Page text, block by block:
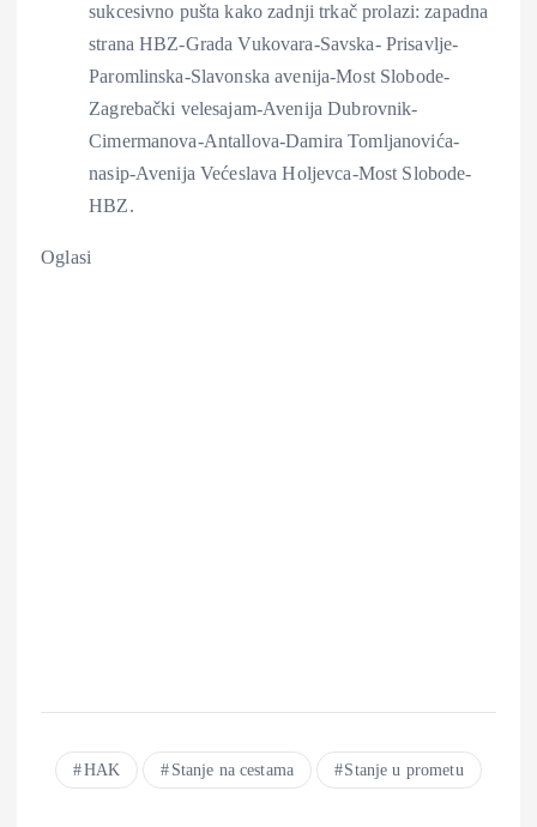
sukcesivno pušta kako zadnji trkač prolazi: zapadna
strana HBZ-Grada Vukovara-Savska- Prisavlje-
Paromlinska-Slavonska avenija-Most Slobode-
Zagrebački velesajam-Avenija Dubrovnik-
Cimermanova-Antallova-Damira Tomljanovića-
nasip-Avenija Većeslava Holjevca-Most Slobode-
HBZ.
Oglasi
HAK Stanje na cestama Stanje u prometu